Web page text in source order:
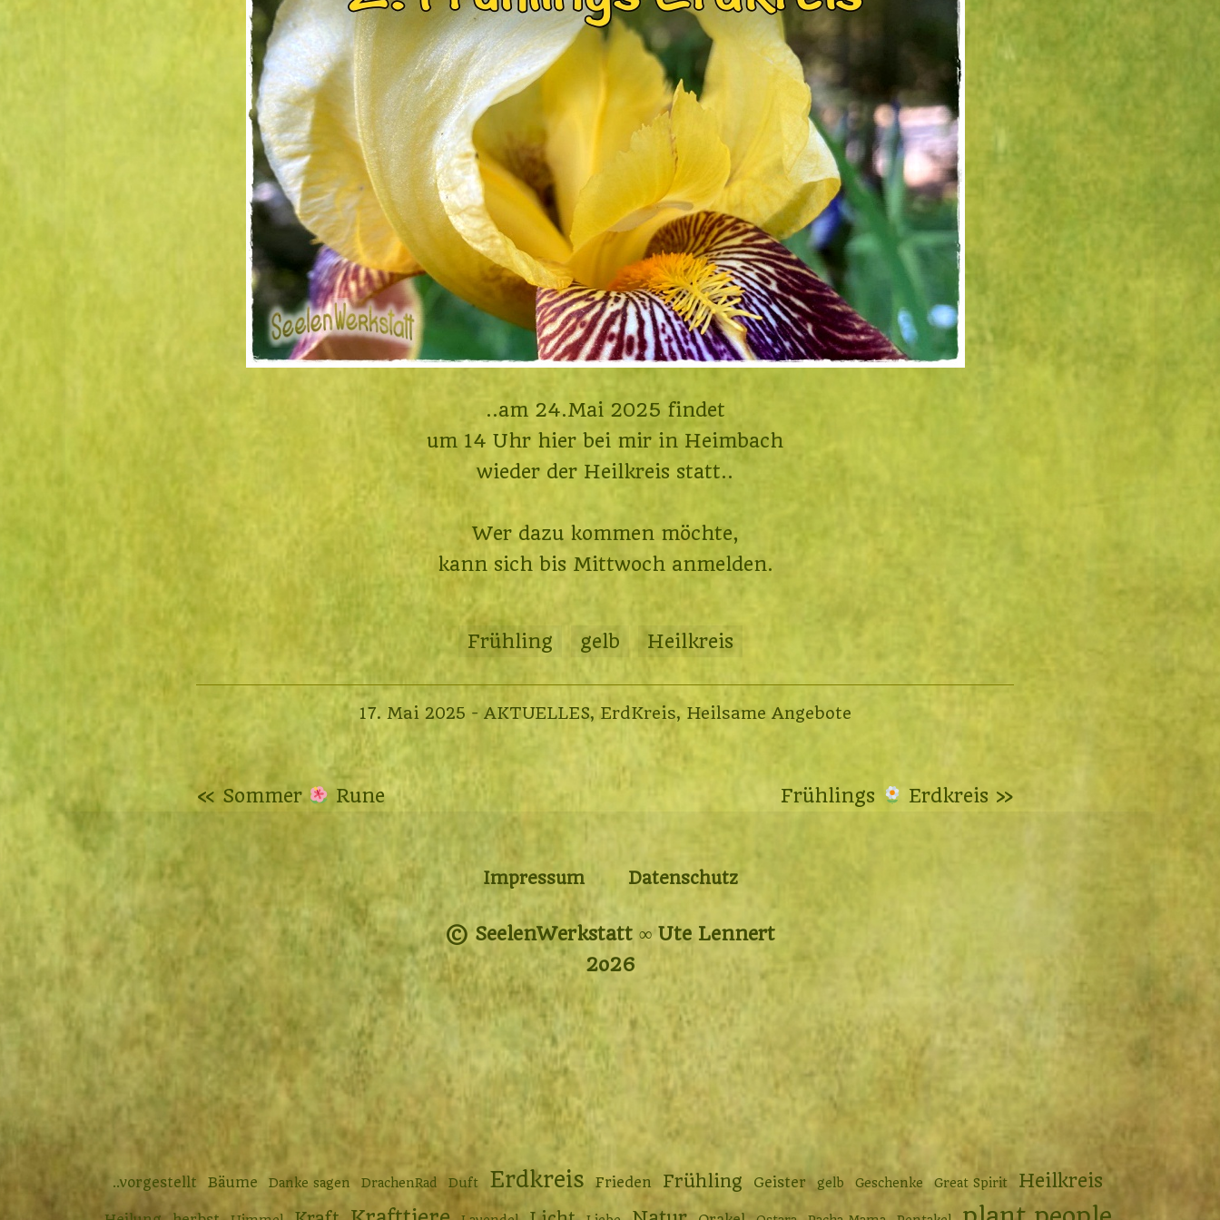
..am 24.Mai 2025 findet
um 14 Uhr hier bei mir in Heimbach
wieder der Heilkreis statt..
Wer dazu kommen möchte,
kann sich bis Mittwoch anmelden.
Frühling gelb Heilkreis
17. Mai 2025 17.
- AKTUELLES,ErdKreis,Heilsame Angebote
Beitragsnavigation Frühlings Erdkreis »
« Sommer Rune
Impressum Datenschutz
© SeelenWerkstatt ∞ Ute Lennert
2o26
..vorgestellt Bäume Danke sagen DrachenRad Duft Erdkreis Frieden Frühling Geister gelb Geschenke Great Spirit Heilkreis